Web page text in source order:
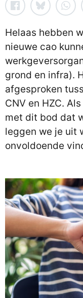
Helaas hebben
nieuwe cao
grond en infra).
afgesproken
CNV en HZC.
met dit bod dat
leggen we je uit
onvoldoende